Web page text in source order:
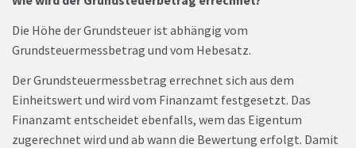
Die Höhe der Grundsteuer ist abhängig vom
Grundsteuermessbetrag und vom Hebesatz.
Der Grundsteuermessbetrag errechnet sich aus dem
Einheitswert und wird vom Finanzamt festgesetzt. Das
Finanzamt entscheidet ebenfalls, wem das Eigentum
zugerechnet wird und ab wann die Bewertung erfolgt. Damit